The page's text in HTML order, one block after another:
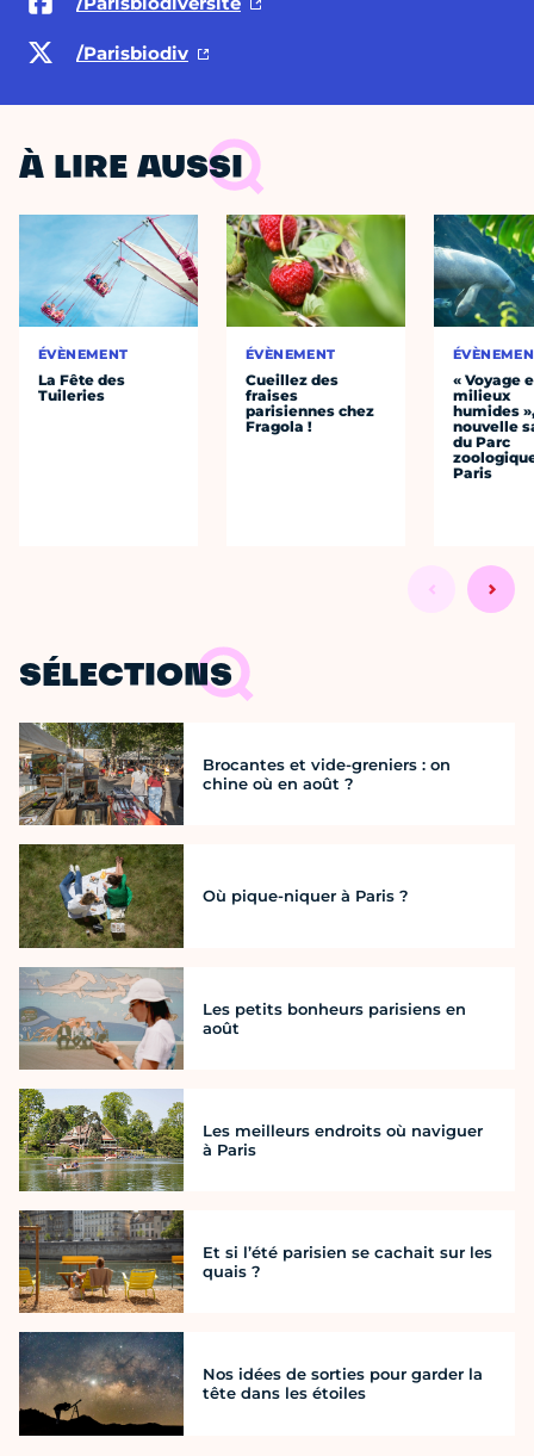
/Parisbiodiv
À LIRE AUSSI
ÉVÈNEMENT
La Fête des
Tuileries
ÉVÈNEMENT
Cueillez des
fraises
parisiennes chez
Fragola !
« Voyage
milieux
humides
nouvelle
du Parc
Paris
SÉLECTIONS
Brocantes et vide-greniers : on
chine où en août ?
Où pique-niquer à Paris ?
Les petits bonheurs parisiens en
août
Les meilleurs endroits où naviguer
à Paris
Et si l’été parisien se cachait sur les
quais ?
Nos idées de sorties pour garder la
tête dans les étoiles